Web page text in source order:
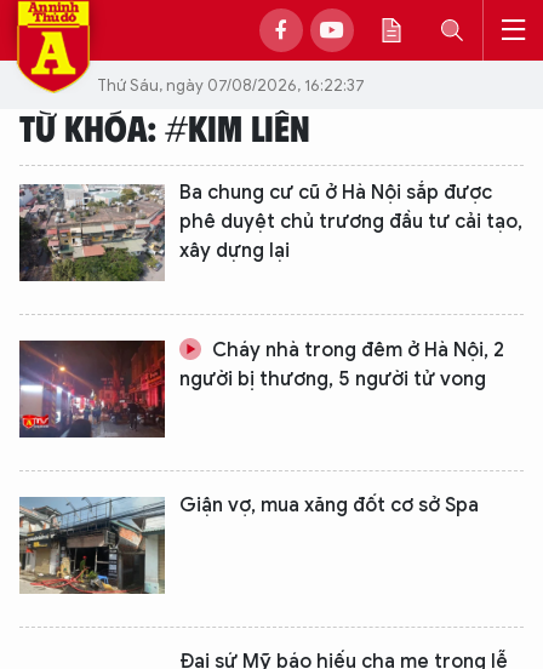
Thứ Sáu, ngày 07/08/2026, 16:22:37
TỪ KHÓA: #KIM LIÊN
Ba chung cư cũ ở Hà Nội sắp được
phê duyệt chủ trương đầu tư cải tạo,
xây dựng lại
Cháy nhà trong đêm ở Hà Nội, 2
người bị thương, 5 người tử vong
Giận vợ, mua xăng đốt cơ sở Spa
Đại sứ Mỹ báo hiếu cha mẹ trong lễ